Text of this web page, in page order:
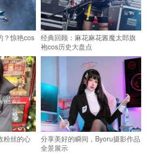
？惊艳cos
经典回顾：麻花麻花酱魔太郎旗
袍cos历史大盘点
粉丝的心
分享美好的瞬间，Byoru摄影作品
全景展示